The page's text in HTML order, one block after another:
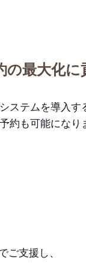
の最大化に
ステムを導入す
約も可能になり
支援し、